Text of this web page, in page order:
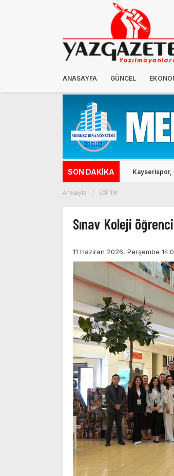
ANASAYFA GÜNCEL
SON DAKİKA Kayserispor,
Anasayfa EĞİTİM
Sınav Koleji
11 Haziran 2026, Perşembe